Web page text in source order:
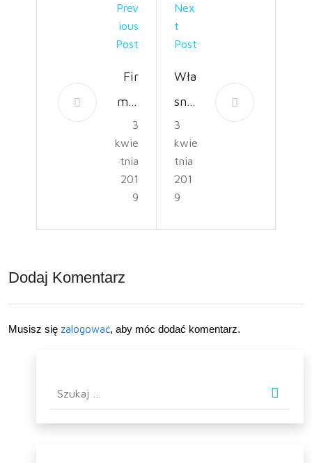
Prev
Ious
Post
Fir
ma,
któr
a
zrea
lizu
je
ślub
3
kwie
tnia
201
9
Nex
T
Post
Wła
sny
skle
p
inte
rnet
owy
cze
go
3
kwie
tnia
201
9
Dodaj Komentarz
Musisz się zalogować, aby móc dodać komentarz.